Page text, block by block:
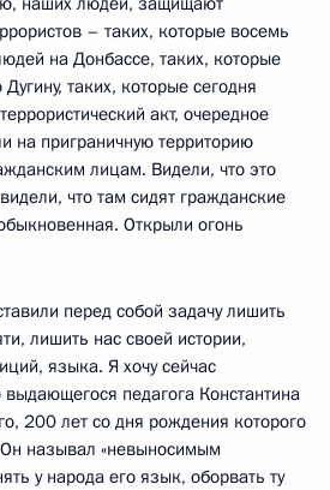
– таких, которые восемь
на Донбассе, таких, которые
таких, которые сегодня
акт, очередное
на приграничную территорию
лицам. Видели, что это
что там сидят гражданские
Открыли огонь
перед собой задачу лишить
лишить нас своей истории,
языка. Я хочу сейчас
педагога Константина
200 лет со дня рождения которого
называл «невыносимым
у народа его язык, оборвать ту